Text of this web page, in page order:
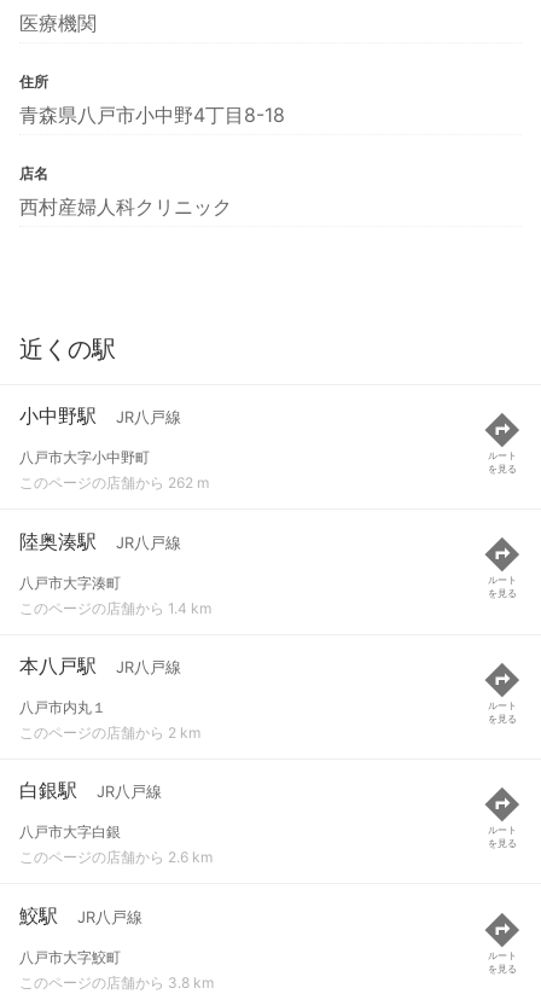
医療機関
住所
青森県八戸市小中野4丁目8-18
店名
西村産婦人科クリニック
近くの駅
小中野駅 JR八戸線
八戸市大字小中野町
このページの店舗から 262 m
ルート
を見る
陸奥湊駅 JR八戸線
八戸市大字湊町
このページの店舗から 1.4 km
ルート
を見る
本八戸駅 JR八戸線
八戸市内丸１
このページの店舗から 2 km
ルート
を見る
白銀駅 JR八戸線
八戸市大字白銀
このページの店舗から 2.6 km
ルート
を見る
鮫駅 JR八戸線
八戸市大字鮫町
このページの店舗から 3.8 km
ルート
を見る